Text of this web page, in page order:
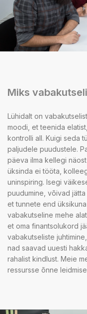
Miks
Lühidalt on
moodi, et teenida
kontrolli all. Kuigi seda
paljudele puudustele.
päeva ilma kellegi
üksinda ei tööta,
uninspiring. Isegi
puudumine, võivad
et tunnete end
vabakutseline mehe
et oma finantsolukord
vabakutseliste
nad saavad uuesti
rahalist kindlust. Meie
ressursse õnne